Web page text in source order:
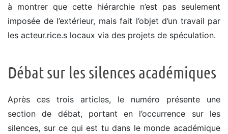
à montrer que cette hiérarchie n’est pas seulement
imposée de l’extérieur, mais fait l’objet d’un travail par
les acteur.rice.s locaux via des projets de spéculation.
Débat sur les silences académiques
Après ces trois articles, le numéro présente une
section de débat, portant en l’occurrence sur les
silences, sur ce qui est tu dans le monde académique